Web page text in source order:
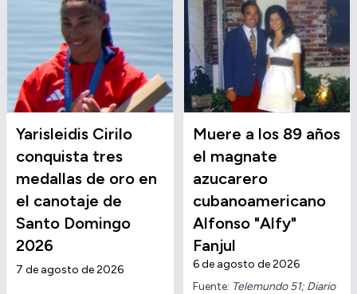
Yarisleidis Cirilo
conquista tres
medallas de oro en
el canotaje de
Santo Domingo
2026
7 de agosto de 2026
Muere a los 89 años
el magnate
azucarero
cubanoamericano
Alfonso "Alfy"
Fanjul
6 de agosto de 2026
Fuente: Telemundo 51; Diario